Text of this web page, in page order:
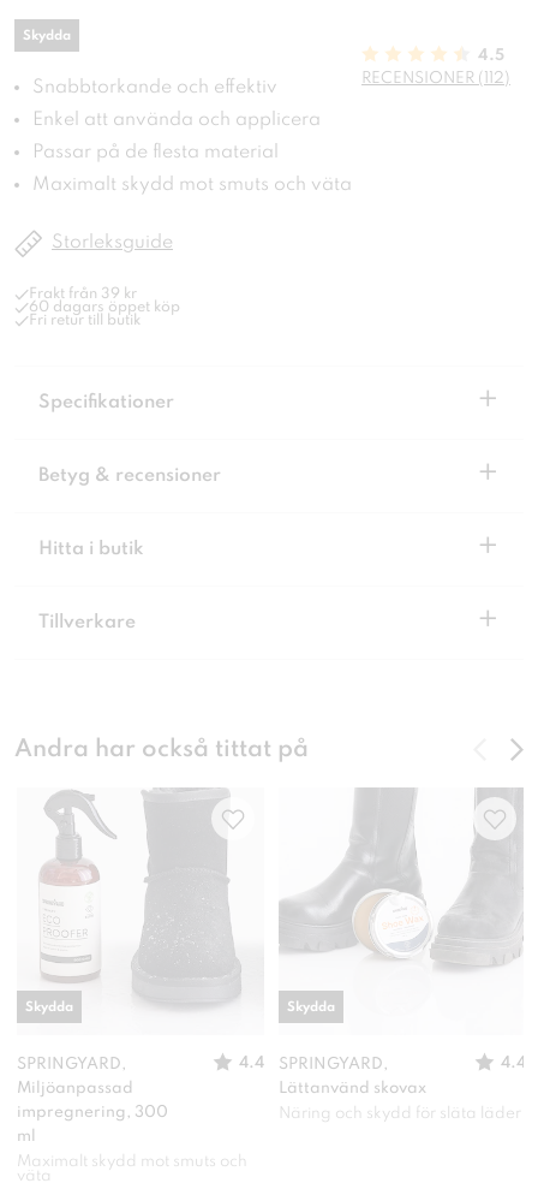
Skydda
Snabbtorkande och effektiv
Enkel att använda och applicera
Passar på de flesta material
Maximalt skydd mot smuts och väta
4.5
RECENSIONER (112)
Storleksguide
Frakt från 39 kr
60 dagars öppet köp
Fri retur till butik
Specifikationer +
Betyg & recensioner +
Hitta i butik +
Tillverkare +
Andra har också tittat på
SPRINGYARD,
Miljöanpassad
impregnering, 300
ml
4.4
Maximalt skydd mot smuts och
väta
Skydda
SPRINGYARD,
Lättanvänd skovax
4.4
Näring och skydd för släta läder
Skydda